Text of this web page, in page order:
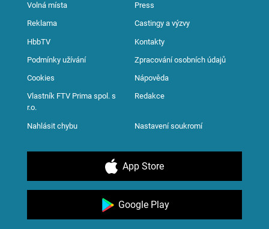
Volná místa Press
Reklama Castingy a výzvy
HbbTV Kontakty
Podmínky užívání Zpracování osobních údajů
Cookies Nápověda
Vlastník FTV Prima spol. s
r.o.
Redakce
Nahlásit chybu Nastavení soukromí
App Store
Google Play